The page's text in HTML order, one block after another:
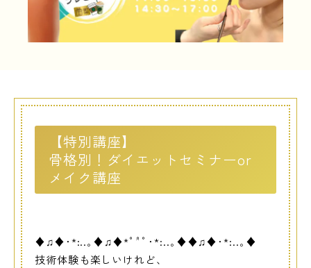
SNSをフォローして最新情報をCHECK !
【特別講座】
骨格別！ダイエットセミナーor
メイク講座
♦♫♦･*:..｡♦♫♦*ﾟ¨ﾟﾟ･*:..｡♦♦♫♦･*:..｡♦
技術体験も楽しいけれど、